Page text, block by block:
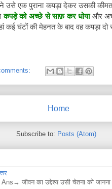
एक पुराना कपड़ा देकर उसकी कीमत
कपड़े को अच्छे से साफ़ कर धोयाऔर
घंटों की मेहनत के बाद वह कपड़ा दो
Home
Subscribe to: Posts (Atom)
Ans→ जीवन का उद्देश्य उसी चेतना को